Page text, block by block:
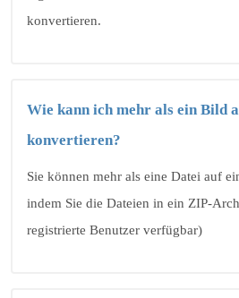
konvertieren.
Wie kann ich mehr als ein Bild
konvertieren?
Sie können mehr als eine Datei auf
indem Sie die Dateien in ein ZIP-
registrierte Benutzer verfügbar)